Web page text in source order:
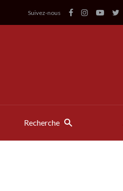
Suivez-nous
Recherche